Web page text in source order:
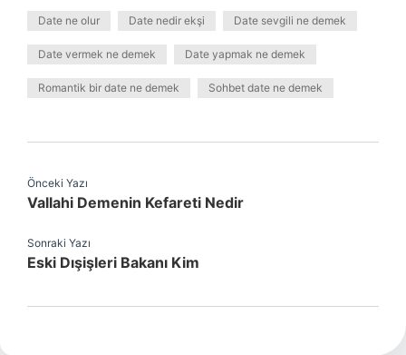
Date ne olur Date nedir ekşi Date sevgili ne demek
Date vermek ne demek Date yapmak ne demek
Romantik bir date ne demek Sohbet date ne demek
Önceki Yazı
Vallahi Demenin Kefareti Nedir
Sonraki Yazı
Eski Dışişleri Bakanı Kim